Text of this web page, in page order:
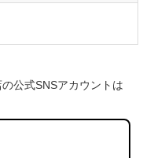
公式SNSアカウントは